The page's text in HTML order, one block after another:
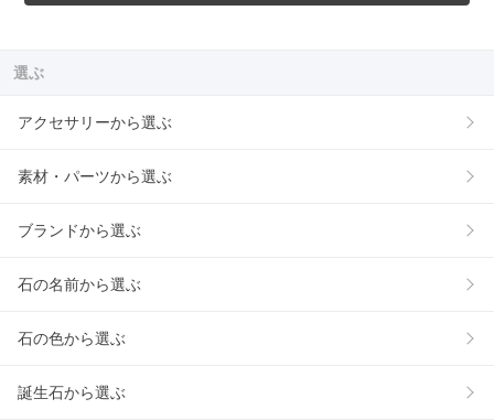
選ぶ
アクセサリーから選ぶ
素材・パーツから選ぶ
ブランドから選ぶ
石の名前から選ぶ
石の色から選ぶ
誕生石から選ぶ